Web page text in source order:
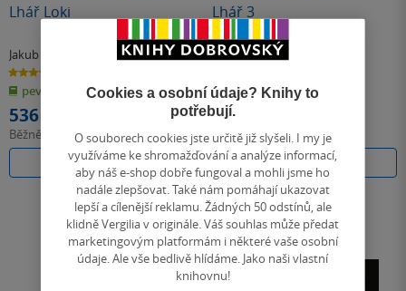
Lhář Loki
Jakub Ćwiek
5.0
z
5
hvězdiček
pevná vazba
536 Kč
Běžně
599 Kč
Do košíku
Lhář 3
Jakub Ćwiek
5
hvězdiček
měkká vazba
232 Kč
Běžně259 Kč
Do košíku
Cookies a osobní údaje? Knihy to
potřebují.
O souborech cookies jste určitě již slyšeli. I my je
využíváme ke shromažďování a analýze informací,
aby náš e-shop dobře fungoval a mohli jsme ho
nadále zlepšovat. Také nám pomáhají ukazovat
lepší a cílenější reklamu. Žádných 50 odstínů, ale
klidně Vergilia v originále. Váš souhlas může předat
marketingovým platformám i některé vaše osobní
údaje. Ale vše bedlivě hlídáme. Jako naši vlastní
knihovnu!